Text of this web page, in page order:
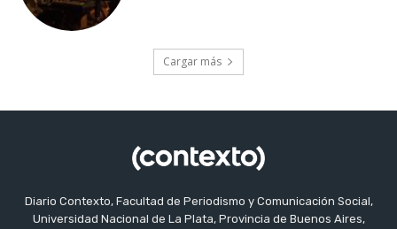
Cargar más
Diario Contexto, Facultad de Periodismo y Comunicación Social,
Universidad Nacional de La Plata, Provincia de Buenos Aires,